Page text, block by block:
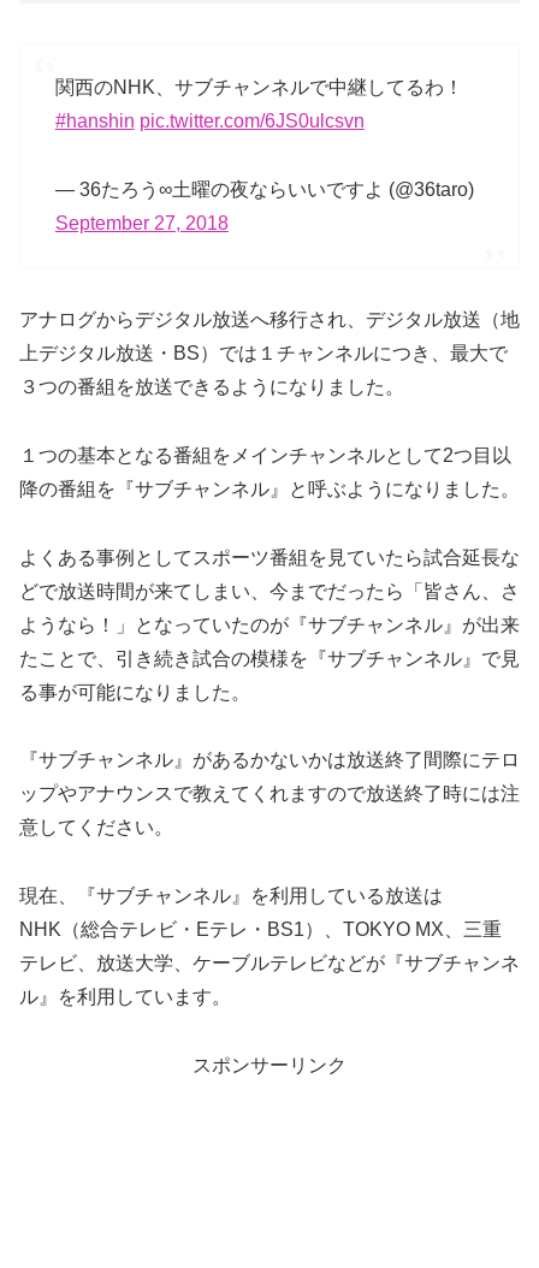
関西のNHK、サブチャンネルで中継してるわ！
#hanshin pic.twitter.com/6JS0ulcsvn
— 36たろう∞土曜の夜ならいいですよ (@36taro)
September 27, 2018
アナログからデジタル放送へ移行され、デジタル放送（地
上デジタル放送・BS）では１チャンネルにつき、最大で
３つの番組を放送できるようになりました。
１つの基本となる番組をメインチャンネルとして2つ目以
降の番組を『サブチャンネル』と呼ぶようになりました。
よくある事例としてスポーツ番組を見ていたら試合延長な
どで放送時間が来てしまい、今までだったら「皆さん、さ
ようなら！」となっていたのが『サブチャンネル』が出来
たことで、引き続き試合の模様を『サブチャンネル』で見
る事が可能になりました。
『サブチャンネル』があるかないかは放送終了間際にテロ
ップやアナウンスで教えてくれますので放送終了時には注
意してください。
現在、『サブチャンネル』を利用している放送は
NHK（総合テレビ・Eテレ・BS1）、TOKYO MX、三重
テレビ、放送大学、ケーブルテレビなどが『サブチャンネ
ル』を利用しています。
スポンサーリンク